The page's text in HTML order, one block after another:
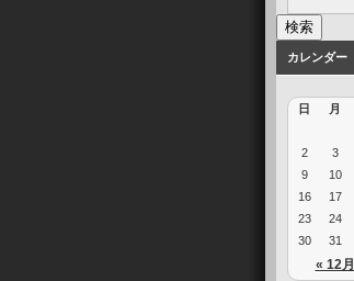
カレンダー
日 月
« 12月
2
3
9
10
16
17
23
24
30
31